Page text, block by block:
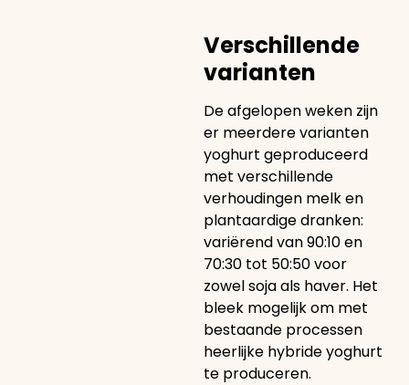
Verschillende
varianten
De afgelopen weken zijn
er meerdere varianten
yoghurt geproduceerd
met verschillende
verhoudingen melk en
plantaardige dranken:
variërend van 90:10 en
70:30 tot 50:50 voor
zowel soja als haver. Het
bleek mogelijk om met
bestaande processen
heerlijke hybride yoghurt
te produceren.